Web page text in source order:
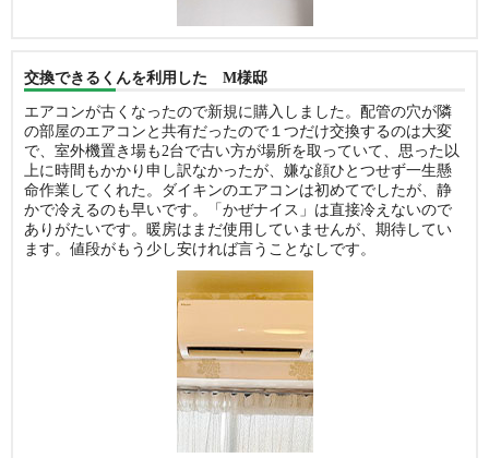
交換できるくんを利用した M様邸
エアコンが古くなったので新規に購入しました。配管の穴が隣
の部屋のエアコンと共有だったので１つだけ交換するのは大変
で、室外機置き場も2台で古い方が場所を取っていて、思った以
上に時間もかかり申し訳なかったが、嫌な顔ひとつせず一生懸
命作業してくれた。ダイキンのエアコンは初めてでしたが、静
かで冷えるのも早いです。「かぜナイス」は直接冷えないので
ありがたいです。暖房はまだ使用していませんが、期待してい
ます。値段がもう少し安ければ言うことなしです。